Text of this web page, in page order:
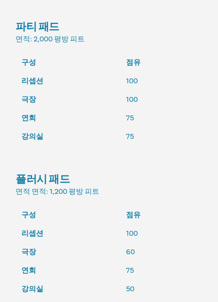
파티 패드
면적: 2,000 평방 피트
구성
점유
리셉션
100
극장
100
연회
75
강의실
75
플러시 패드
면적 면적: 1,200 평방 피트
구성
점유
리셉션
100
극장
60
연회
75
강의실
50